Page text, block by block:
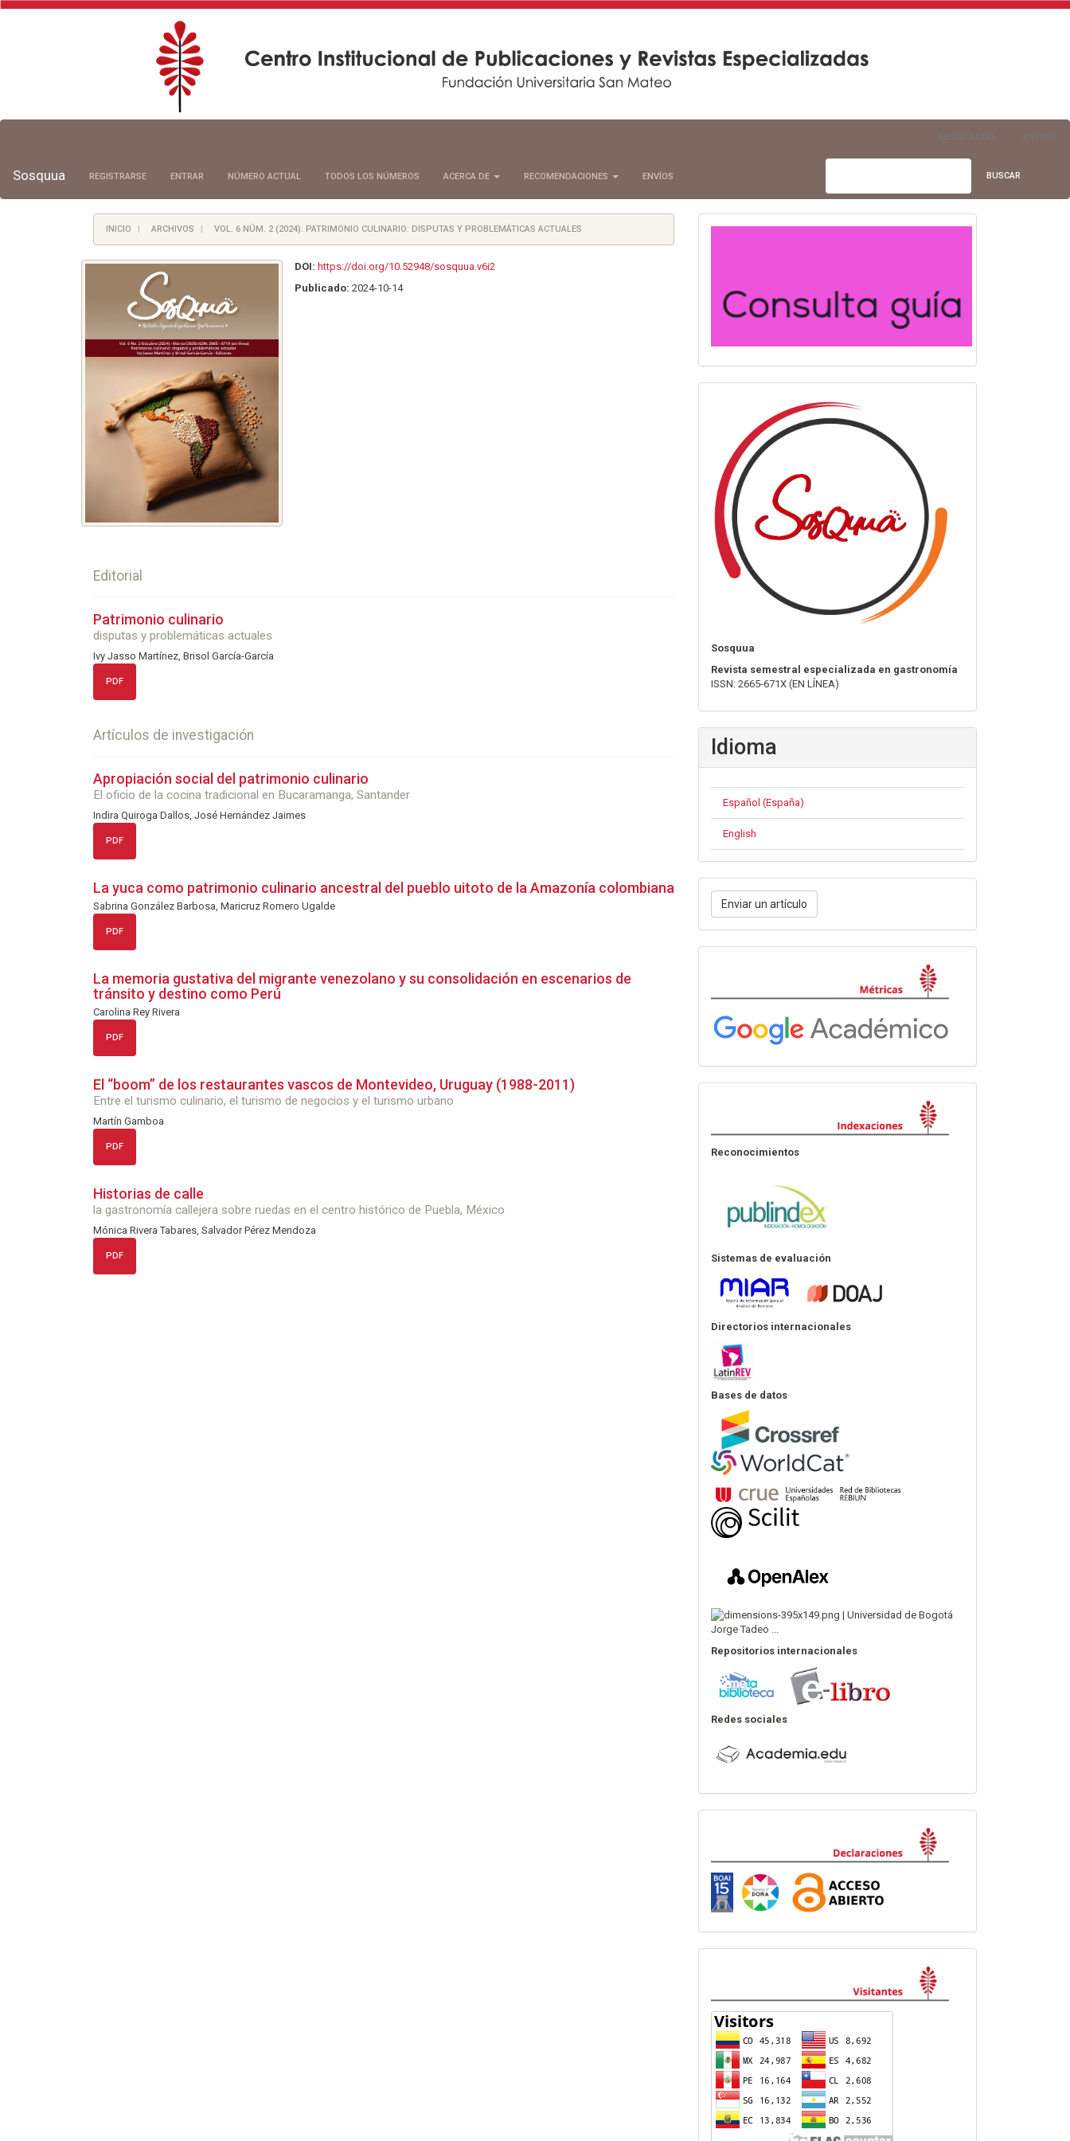
Barra
lateral
Sosquua REGISTRARSE ENTRAR NÚMERO ACTUAL TODOS LOS NÚMEROS ACERCA DE RECOMENDACIONES ENVÍOS BUSCAR
INICIO ARCHIVOS VOL. 6 NÚM. 2 (2024): PATRIMONIO CULINARIO: DISPUTAS Y PROBLEMÁTICAS ACTUALES
DOI: https://doi.org/10.52948/sosquua.v6i2
Publicado:2024-10-14
Editorial
Patrimonio culinario
disputas y problemáticas actuales
Ivy Jasso Martínez, Brisol García-García
PDF
Artículos de investigación
Apropiación social del patrimonio culinario
El oficio de la cocina tradicional en Bucaramanga, Santander
Indira Quiroga Dallos, José Hernández Jaimes
PDF
La yuca como patrimonio culinario ancestral del pueblo uitoto de la Amazonía colombiana
Sabrina González Barbosa, Maricruz Romero Ugalde
PDF
La memoria gustativa del migrante venezolano y su consolidación en escenarios de
tránsito y destino como Perú
Carolina Rey Rivera
PDF
El “boom” de los restaurantes vascos de Montevideo, Uruguay (1988-2011)
Entre el turismo culinario, el turismo de negocios y el turismo urbano
Martín Gamboa
PDF
Historias de calle
la gastronomía callejera sobre ruedas en el centro histórico de Puebla, México
Mónica Rivera Tabares, Salvador Pérez Mendoza
PDF
convocatoria
Sosquua
Revista semestral especializada en gastronomía
ISSN: 2665-671X (EN LÍNEA)
Idioma
Español (España)
English
Enviar
un
artículo
Enviar un artículo
Reconocimientos
Sistemas de evaluación
Directorios internacionales
Bases de datos
Repositorios internacionales
Redes sociales